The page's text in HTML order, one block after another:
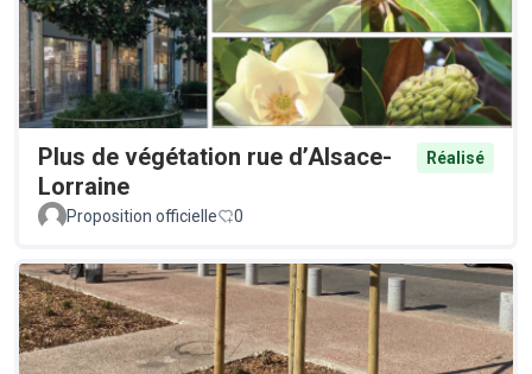
Plus de végétation rue d’Alsace-
Lorraine
Réalisé
Proposition officielle 0